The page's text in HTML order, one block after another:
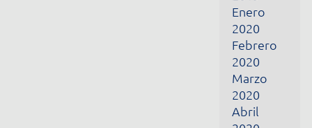
2020
Junio
2020
Julio
2020
Agosto
2020
Septiembre